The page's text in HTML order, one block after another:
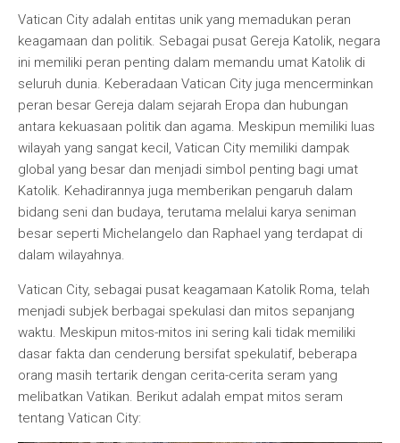
Vatican City adalah entitas unik yang memadukan peran
keagamaan dan politik. Sebagai pusat Gereja Katolik, negara
ini memiliki peran penting dalam memandu umat Katolik di
seluruh dunia. Keberadaan Vatican City juga mencerminkan
peran besar Gereja dalam sejarah Eropa dan hubungan
antara kekuasaan politik dan agama. Meskipun memiliki luas
wilayah yang sangat kecil, Vatican City memiliki dampak
global yang besar dan menjadi simbol penting bagi umat
Katolik. Kehadirannya juga memberikan pengaruh dalam
bidang seni dan budaya, terutama melalui karya seniman
besar seperti Michelangelo dan Raphael yang terdapat di
dalam wilayahnya.
Vatican City, sebagai pusat keagamaan Katolik Roma, telah
menjadi subjek berbagai spekulasi dan mitos sepanjang
waktu. Meskipun mitos-mitos ini sering kali tidak memiliki
dasar fakta dan cenderung bersifat spekulatif, beberapa
orang masih tertarik dengan cerita-cerita seram yang
melibatkan Vatikan. Berikut adalah empat mitos seram
tentang Vatican City: